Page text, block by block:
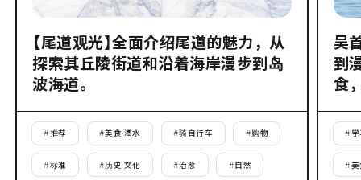
【尾道观光】全面介绍尾道的魅力，从
探索其丘陵街道和沿着海岸漫步到岛
波海道。
#推荐 #美食·酒水 #骑自行车 #购物
#标准 #历史·文化 #治愈 #自然
吴
到
食
# 学
#美